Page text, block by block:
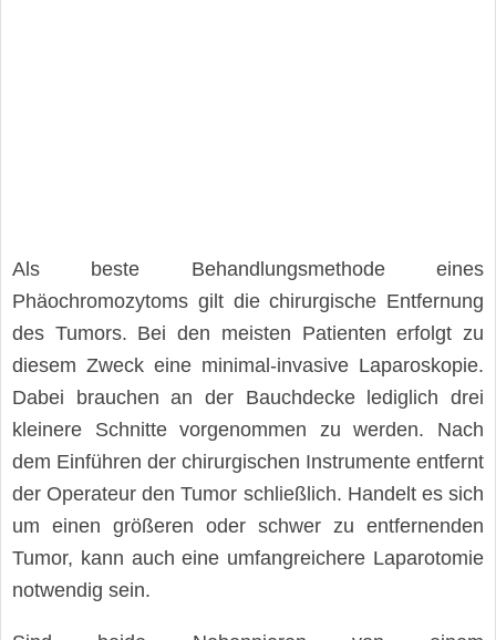
Als beste Behandlungsmethode eines
Phäochromozytoms gilt die chirurgische Entfernung
des Tumors. Bei den meisten Patienten erfolgt zu
diesem Zweck eine minimal-invasive Laparoskopie.
Dabei brauchen an der Bauchdecke lediglich drei
kleinere Schnitte vorgenommen zu werden. Nach
dem Einführen der chirurgischen Instrumente entfernt
der Operateur den Tumor schließlich. Handelt es sich
um einen größeren oder schwer zu entfernenden
Tumor, kann auch eine umfangreichere Laparotomie
notwendig sein.